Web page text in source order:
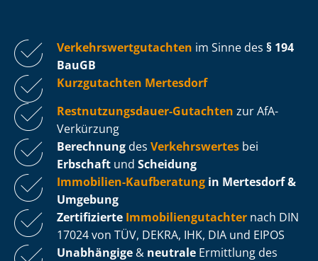
Ver­kehrs­wert­gut­ach­ten im Sinne des § 194
BauGB
Kurzgutachten Mertesdorf
Rest­nut­zungs­dau­er-Gutachten zur AfA-
Verkürzung
Berechnung des Verkehrswertes bei
Erbschaft und Scheidung
Immobilien-Kaufberatung in Mertesdorf &
Umgebung
Zertifizierte Im­mo­bi­li­en­gut­ach­ter nach DIN
17024 von TÜV, DEKRA, IHK, DIA und EIPOS
Unabhängige & neutrale Ermittlung des